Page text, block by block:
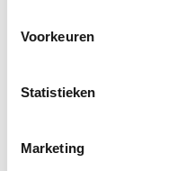
Voorkeuren
Statistieken
Marketing
INTERNE COMMUNICATIE